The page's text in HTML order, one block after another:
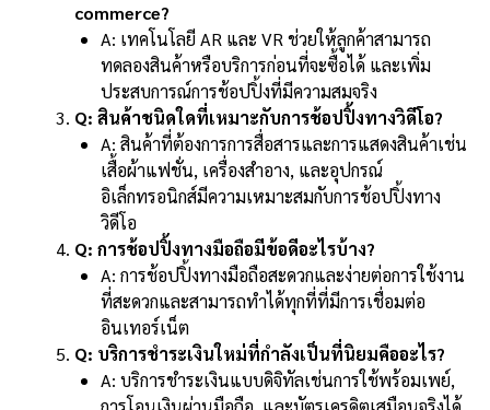
commerce?
A: เทคโนโลยี AR และ VR ช่วยให้ลูกค้าสามารถ
ทดลองสินค้าหรือบริการก่อนที่จะซื้อได้ และเพิ่ม
ประสบการณ์การช้อปปิ้งที่มีความสมจริง
Q: สินค้าชนิดใดที่เหมาะกับการช้อปปิ้งทางวิดีโอ?
A: สินค้าที่ต้องการการสื่อสารและการแสดงสินค้าเช่น
เสื้อผ้าแฟชั่น, เครื่องสำอาง, และอุปกรณ์
อิเล็กทรอนิกส์มีความเหมาะสมกับการช้อปปิ้งทาง
วิดีโอ
Q: การช้อปปิ้งทางมือถือมีข้อดีอะไรบ้าง?
A: การช้อปปิ้งทางมือถือสะดวกและง่ายต่อการใช้งาน
ที่สะดวกและสามารถทำได้ทุกที่ที่มีการเชื่อมต่อ
อินเทอร์เน็ต
Q: บริการชำระเงินใหม่ที่กำลังเป็นที่นิยมคืออะไร?
A: บริการชำระเงินแบบดิจิทัลเช่นการใช้พร้อมเพย์,